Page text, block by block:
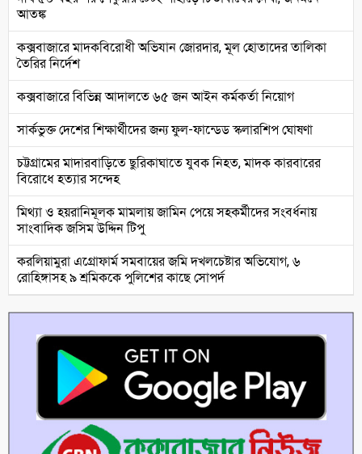
আতঙ্ক
কক্সবাজারে মাদকবিরোধী অভিযান জোরদার, মূল হোতাদের তালিকা
তৈরির নির্দেশ
কক্সবাজারে বিভিন্ন আদালতে ৬৫ জন আইন কর্মকর্তা নিয়োগ
সার্কভুক্ত দেশের শিক্ষার্থীদের জন্য ফুল-ফান্ডেড স্কলারশিপ ঘোষণা
চট্টগ্রামের মাদারবাড়িতে ছুরিকাঘাতে যুবক নিহত, মাদক কারবারের
বিরোধে হত্যার সন্দেহ
মিথ্যা ও হয়রানিমূলক মামলায় জামিন পেয়ে সহকর্মীদের সংবর্ধনায়
সাংবাদিক জসিম উদ্দিন টিপু
করলিয়ামুরা এগ্রোফার্ম সমবায়ের জমি দখলচেষ্টার অভিযোগ, ৬
রোহিঙ্গাসহ ৯ শ্রমিককে পুলিশের কাছে সোপর্দ